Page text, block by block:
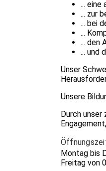
... eine
... zur
... bei
...
... den
... und
Unser
Unsere
Durch
Montag bis
Freitag von